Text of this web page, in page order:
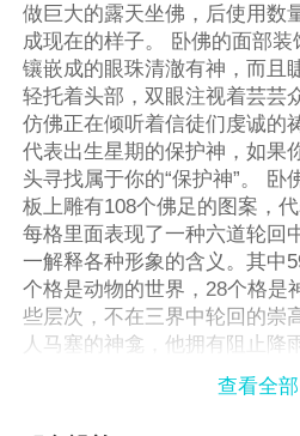
做巨大的露天坐佛，后使用数
成现在的样子。 卧佛的面部
镶嵌成的眼珠清澈有神，而且
轻托着头部，双眼注视着芸芸
仿佛正在倾听着信徒们虔诚的
代表出生星期的保护神，如果
头寻找属于你的“保护神”。 卧
板上雕有108个佛足的图案，
每格里面表现了一种六道轮回
一解释各种形象的含义。其中
个格是动物的世界，28个格是
些层次，不在三界中轮回的崇
人马塞的神龛，他拥有阻止降
商人和水手们的安全。大脚的
平台，在这里可以拍到大脚底
查看全部